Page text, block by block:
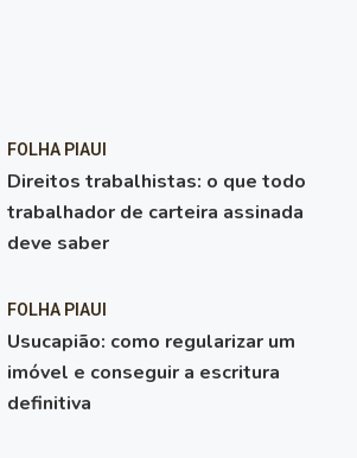
FOLHA PIAUI
Direitos trabalhistas: o que todo
trabalhador de carteira assinada
deve saber
FOLHA PIAUI
Usucapião: como regularizar um
imóvel e conseguir a escritura
definitiva